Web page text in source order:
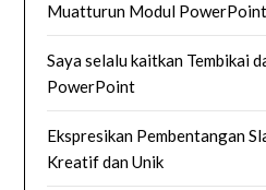
Muatturun Modul
Saya selalu kaitkan Tembikai
PowerPoint
Ekspresikan Pembentangan
Kreatif dan Unik